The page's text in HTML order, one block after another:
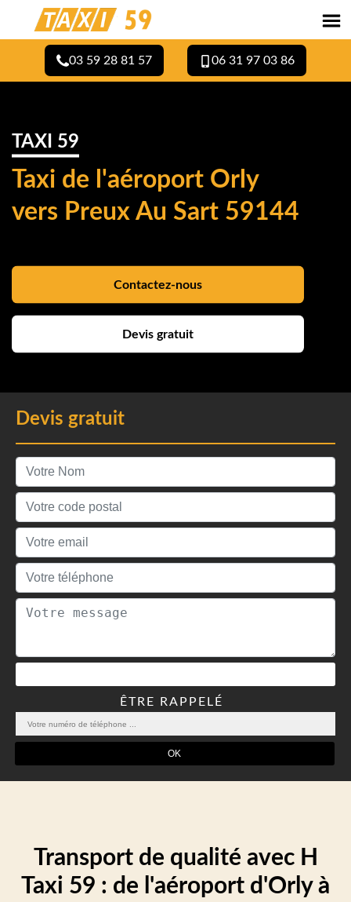
03 59 28 81 57 06 31 97 03 86
TAXI 59
Taxi de l'aéroport Orly
vers Preux Au Sart 59144
Contactez-nous
Devis gratuit
Devis gratuit
ÊTRE RAPPELÉ
Transport de qualité avec H
Taxi 59 : de l'aéroport d'Orly à